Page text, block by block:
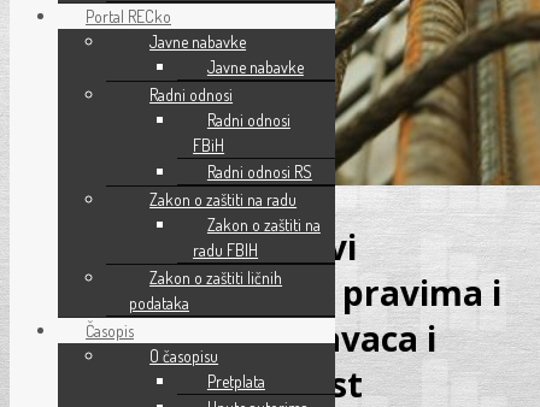
Stupio na snagu novi
Kolektivni ugovor o pravima i
obavezama poslodavaca i
radnika za djelatnost
Portal RECko
Javne nabavke
Javne nabavke
Radni odnosi
Radni odnosi
FBiH
Radni odnosi RS
Zakon o zaštiti na radu
Zakon o zaštiti na
radu FBIH
Zakon o zaštiti ličnih
podataka
Časopis
O časopisu
Pretplata